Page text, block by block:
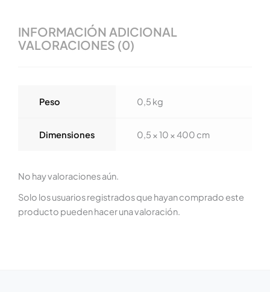
INFORMACIÓN ADICIONAL
VALORACIONES (0)
Peso 0,5 kg
Dimensiones 0,5 × 10 × 400 cm
No hay valoraciones aún.
Solo los usuarios registrados que hayan comprado este
producto pueden hacer una valoración.